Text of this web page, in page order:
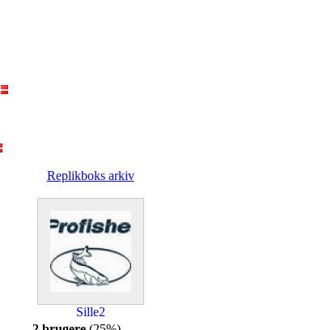
Replikboks arkiv
Sille2